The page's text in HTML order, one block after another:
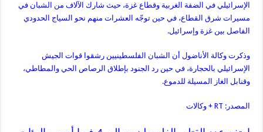
الإسرائيلي في الضفة الغربية وقطاع غزة، حيث شارك الآلاف من الشبان في
مسيرات شرق القطاع، في حين توجّه العشرات منهم نحو السياج الحدودي
الفاصل بين غزة وإسرائيل.
وذكرت وكالة الأناضول أن الشبان الفلسطينيين رشقوا قوات الجيش
الإسرائيلي بالحجارة، في حين رد الجنود بإطلاق الرصاص الحي والمطاطي،
وقنابل الغاز المسيلة للدموع.
المصدر: RT + وكالات